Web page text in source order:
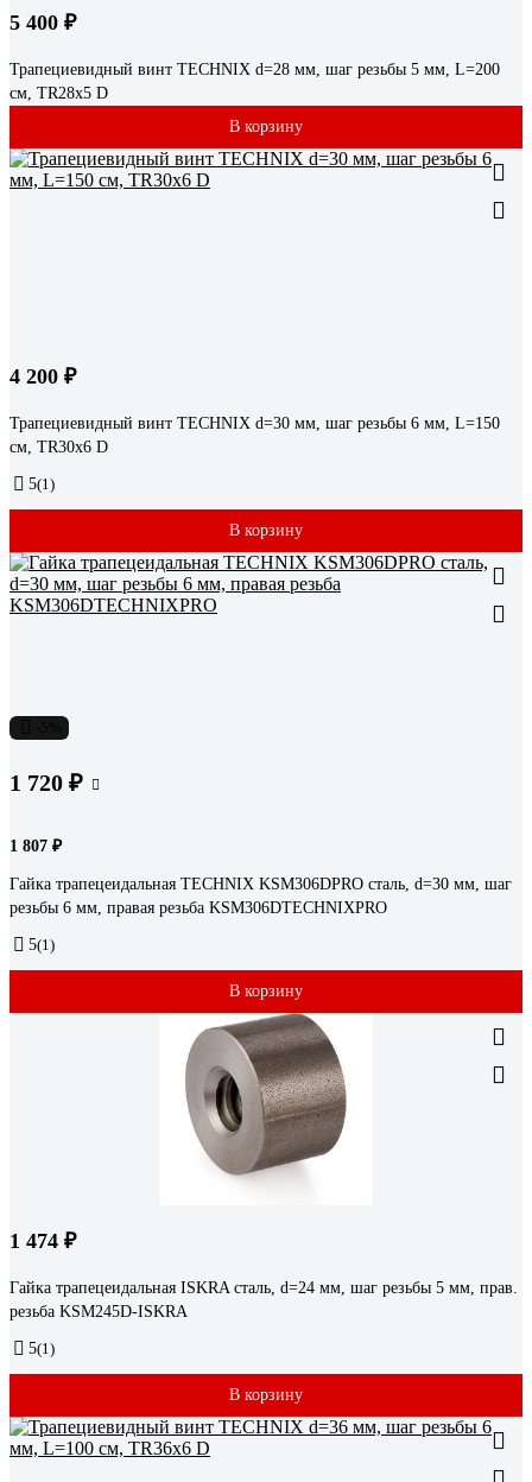
5 400 ₽
Трапециевидный винт TECHNIX d=28 мм, шаг резьбы 5 мм, L=200
см, TR28х5 D
В корзину
4 200 ₽
Трапециевидный винт TECHNIX d=30 мм, шаг резьбы 6 мм, L=150
см, TR30х6 D
5(1)
В корзину
1 720 ₽
1 807 ₽
Гайка трапецеидальная TECHNIX KSM306DPRO сталь, d=30 мм, шаг
резьбы 6 мм, правая резьба KSM306DTECHNIXPRO
5(1)
В корзину
1 474 ₽
Гайка трапецеидальная ISKRA сталь, d=24 мм, шаг резьбы 5 мм, прав.
резьба KSM245D-ISKRA
5(1)
В корзину